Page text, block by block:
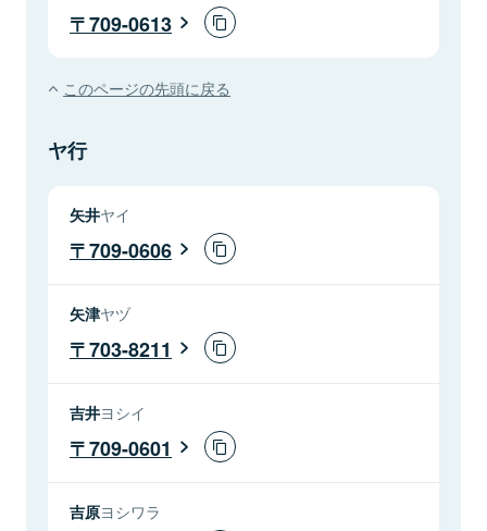
709-0613
このページの先頭に戻る
ヤ行
矢井ヤイ
709-0606
矢津ヤヅ
703-8211
吉井ヨシイ
709-0601
吉原ヨシワラ